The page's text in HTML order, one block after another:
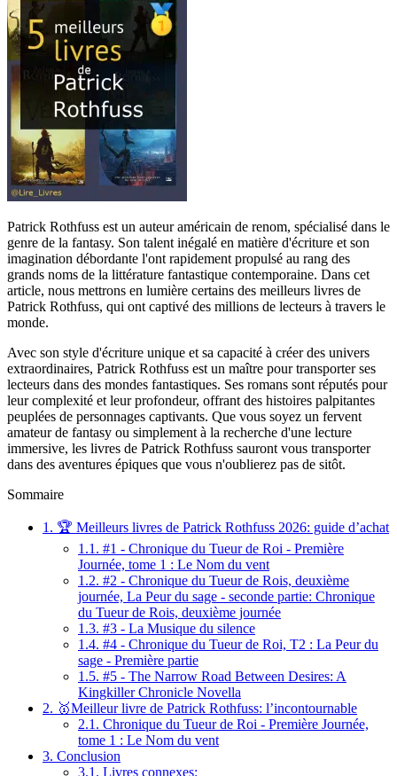
Patrick Rothfuss est un auteur américain de renom, spécialisé dans le
genre de la fantasy. Son talent inégalé en matière d'écriture et son
imagination débordante l'ont rapidement propulsé au rang des
grands noms de la littérature fantastique contemporaine. Dans cet
article, nous mettrons en lumière certains des meilleurs livres de
Patrick Rothfuss, qui ont captivé des millions de lecteurs à travers le
monde.
Avec son style d'écriture unique et sa capacité à créer des univers
extraordinaires, Patrick Rothfuss est un maître pour transporter ses
lecteurs dans des mondes fantastiques. Ses romans sont réputés pour
leur complexité et leur profondeur, offrant des histoires palpitantes
peuplées de personnages captivants. Que vous soyez un fervent
amateur de fantasy ou simplement à la recherche d'une lecture
immersive, les livres de Patrick Rothfuss sauront vous transporter
dans des aventures épiques que vous n'oublierez pas de sitôt.
Sommaire
1. 🏆 Meilleurs livres de Patrick Rothfuss 2026: guide d’achat
1.1. #1 - Chronique du Tueur de Roi - Première
Journée, tome 1 : Le Nom du vent
1.2. #2 - Chronique du Tueur de Rois, deuxième
journée, La Peur du sage - seconde partie: Chronique
du Tueur de Rois, deuxième journée
1.3. #3 - La Musique du silence
1.4. #4 - Chronique du Tueur de Roi, T2 : La Peur du
sage - Première partie
1.5. #5 - The Narrow Road Between Desires: A
Kingkiller Chronicle Novella
2. 🥇Meilleur livre de Patrick Rothfuss: l’incontournable
2.1. Chronique du Tueur de Roi - Première Journée,
tome 1 : Le Nom du vent
3. Conclusion
3.1. Livres connexes: